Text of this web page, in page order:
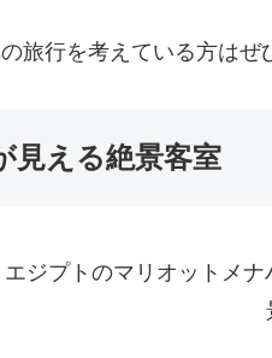
旅行を考えている方はぜ
見える絶景客室